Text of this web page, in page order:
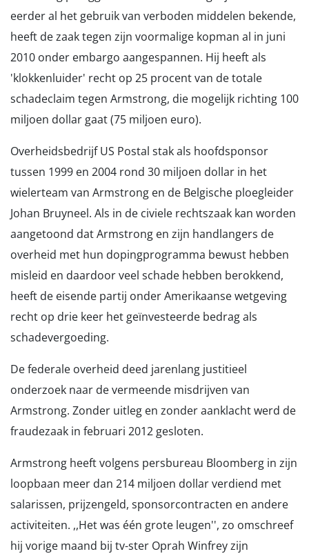
eerder al het gebruik van verboden middelen bekende,
heeft de zaak tegen zijn voormalige kopman al in juni
2010 onder embargo aangespannen. Hij heeft als
'klokkenluider' recht op 25 procent van de totale
schadeclaim tegen Armstrong, die mogelijk richting 100
miljoen dollar gaat (75 miljoen euro).
Overheidsbedrijf US Postal stak als hoofdsponsor
tussen 1999 en 2004 rond 30 miljoen dollar in het
wielerteam van Armstrong en de Belgische ploegleider
Johan Bruyneel. Als in de civiele rechtszaak kan worden
aangetoond dat Armstrong en zijn handlangers de
overheid met hun dopingprogramma bewust hebben
misleid en daardoor veel schade hebben berokkend,
heeft de eisende partij onder Amerikaanse wetgeving
recht op drie keer het geïnvesteerde bedrag als
schadevergoeding.
De federale overheid deed jarenlang justitieel
onderzoek naar de vermeende misdrijven van
Armstrong. Zonder uitleg en zonder aanklacht werd de
fraudezaak in februari 2012 gesloten.
Armstrong heeft volgens persbureau Bloomberg in zijn
loopbaan meer dan 214 miljoen dollar verdiend met
salarissen, prijzengeld, sponsorcontracten en andere
activiteiten. ,,Het was één grote leugen'', zo omschreef
hij vorige maand bij tv-ster Oprah Winfrey zijn